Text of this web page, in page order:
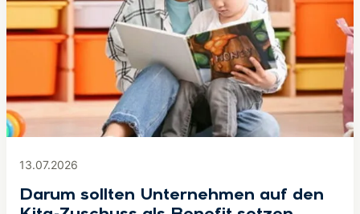
13.07.2026
Darum sollten Unternehmen auf den